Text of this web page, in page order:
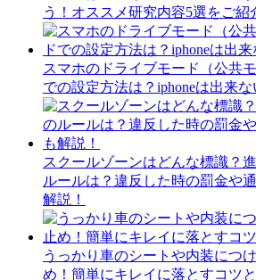
う！オススメ研究内容5選をご紹
スマホのドライブモード（公共
での設定方法は？iphoneは出来な
スクールゾーンはどんな標識？
ルールは？違反した時の罰金や
解説！
うっかり車のシートや内装につ
め！簡単にキレイに落とすコツ